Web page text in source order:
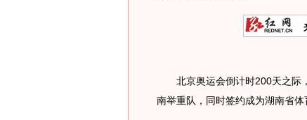
北京奥运会倒计时200天之际
南举重队，同时签约成为湖南省体